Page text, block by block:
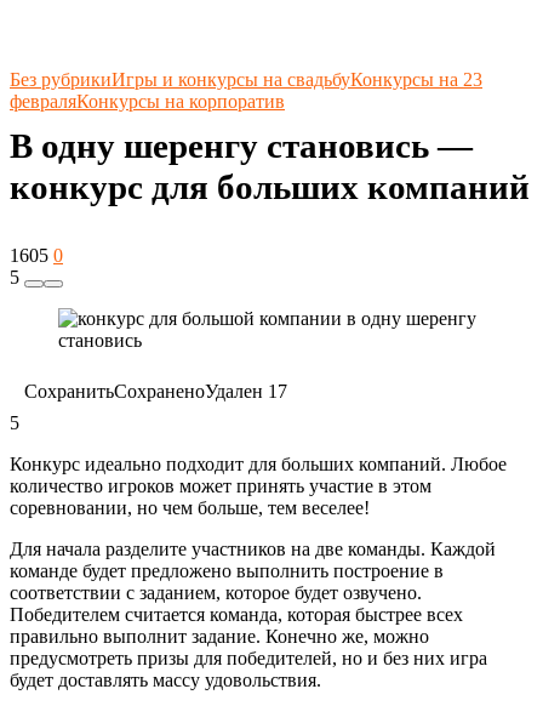
Без рубрикиИгры и конкурсы на свадьбуКонкурсы на 23
февраляКонкурсы на корпоратив
В одну шеренгу становись —
конкурс для больших компаний
1605 0
5
СохранитьСохраненоУдален 17
5
Конкурс идеально подходит для больших компаний. Любое
количество игроков может принять участие в этом
соревновании, но чем больше, тем веселее!
Для начала разделите участников на две команды. Каждой
команде будет предложено выполнить построение в
соответствии с заданием, которое будет озвучено.
Победителем считается команда, которая быстрее всех
правильно выполнит задание. Конечно же, можно
предусмотреть призы для победителей, но и без них игра
будет доставлять массу удовольствия.